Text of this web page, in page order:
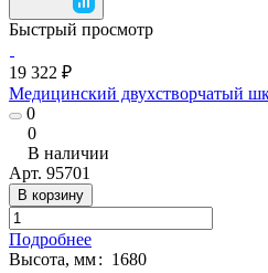
Быстрый просмотр
19 322 ₽
Медицинский двухстворчатый
0
0
В наличии
Арт. 95701
В корзину
Подробнее
Высота, мм: 1680